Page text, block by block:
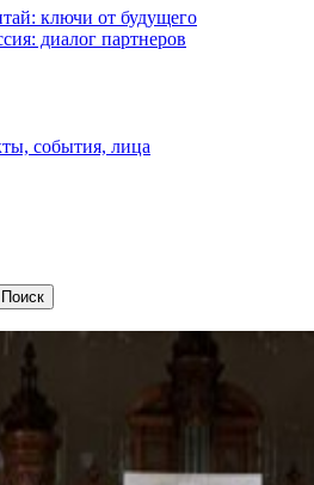
ключи от будущего
диалог партнеров
события, лица